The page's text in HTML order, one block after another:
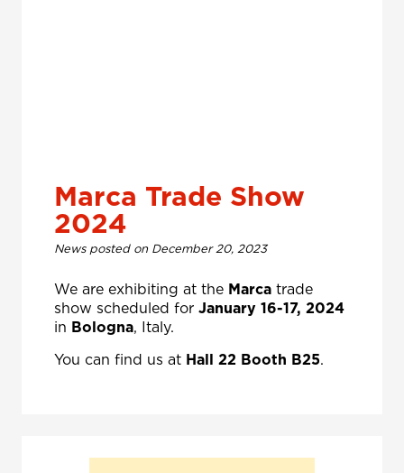
Marca Trade Show
2024
News posted on December 20, 2023
We are exhibiting at the Marca trade
show scheduled for January 16-17, 2024
in Bologna, Italy.
You can find us at Hall 22 Booth B25.